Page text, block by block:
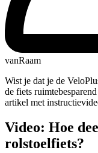
vanRaam
Wist je dat je de
de fiets
artikel met
Video: Hoe
rolstoelfiets?